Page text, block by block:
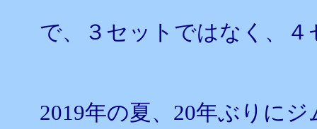
で、３セットではなく、
2019年の夏、20年ぶりに